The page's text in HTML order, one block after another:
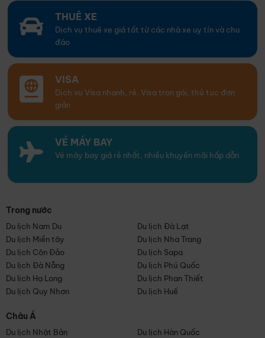
THUÊ XE
Dịch vụ thuê xe giá tốt từ các nhà xe uy tín và chu
đáo
VISA
Dịch vụ Visa nhanh, rẻ. Visa trọn gói, thủ tục đơn
giản
VÉ MÁY BAY
Vé máy bay giá rẻ nhất, nhiều khuyến mãi hấp dẫn
Trong nước
Du lịch Nam Du
Du lịch Đà Lạt
Du lịch Miền tây
Du lịch Nha Trang
Du lịch Côn Đảo
Du lịch Sapa
Du lịch Đà Nẵng
Du lịch Phú Quốc
Du lịch Hạ Long
Du lịch Phan Thiết
Du lịch Quy Nhơn
Du lịch Huế
Châu Á
Du lịch Nhật Bản
Du lịch Hàn Quốc